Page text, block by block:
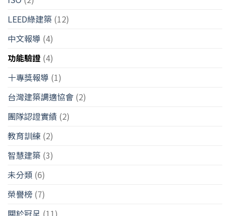
LEED綠建築 (12)
中文報導 (4)
功能驗證 (4)
十專獎報導 (1)
台灣建築調適協會 (2)
團隊認證實績 (2)
教育訓練 (2)
智慧建築 (3)
未分類 (6)
榮譽榜 (7)
關於冠呈 (11)